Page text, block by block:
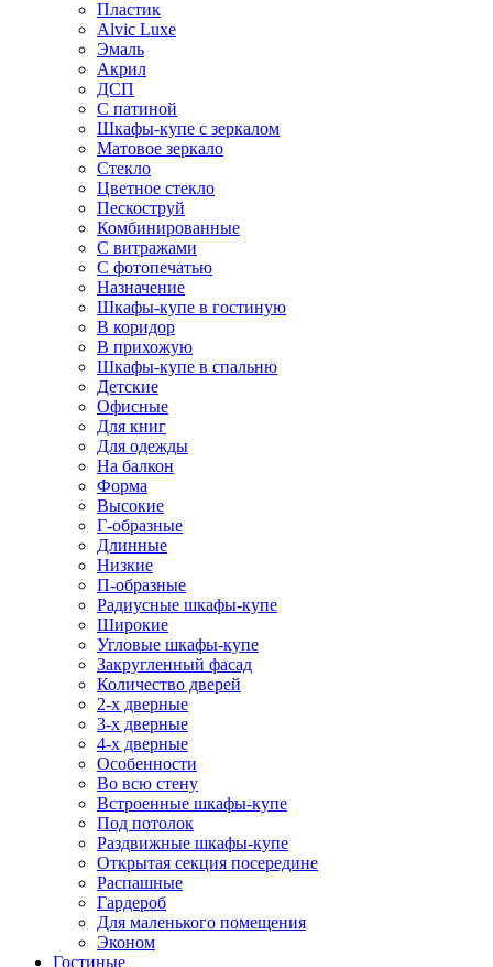
Пластик
Alvic Luxe
Эмаль
Акрил
ДСП
С патиной
Шкафы-купе с зеркалом
Матовое зеркало
Стекло
Цветное стекло
Пескоструй
Комбинированные
С витражами
С фотопечатью
Назначение
Шкафы-купе в гостиную
В коридор
В прихожую
Шкафы-купе в спальню
Детские
Офисные
Для книг
Для одежды
На балкон
Форма
Высокие
Г-образные
Длинные
Низкие
П-образные
Радиусные шкафы-купе
Широкие
Угловые шкафы-купе
Закругленный фасад
Количество дверей
2-х дверные
3-х дверные
4-х дверные
Особенности
Во всю стену
Встроенные шкафы-купе
Под потолок
Раздвижные шкафы-купе
Открытая секция посередине
Распашные
Гардероб
Для маленького помещения
Эконом
Гостиные